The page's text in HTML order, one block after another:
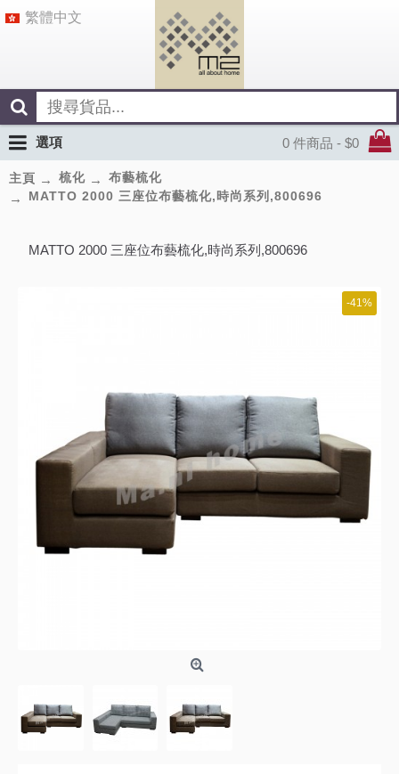
繁體中文
0 件商品 - $0
選項
主頁 梳化
布藝梳化
MATTO 2000 三座位布藝梳化,時尚系列,800696
MATTO 2000 三座位布藝梳化,時尚系列,800696
-41%